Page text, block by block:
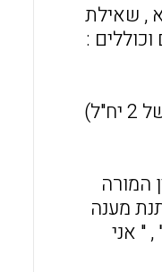
, שאילת
:
(בהיקף של 2 יח"ל)
המורה
מענה
" אני